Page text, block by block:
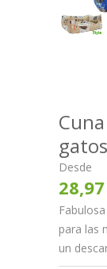
gatos
Desde
para las
un